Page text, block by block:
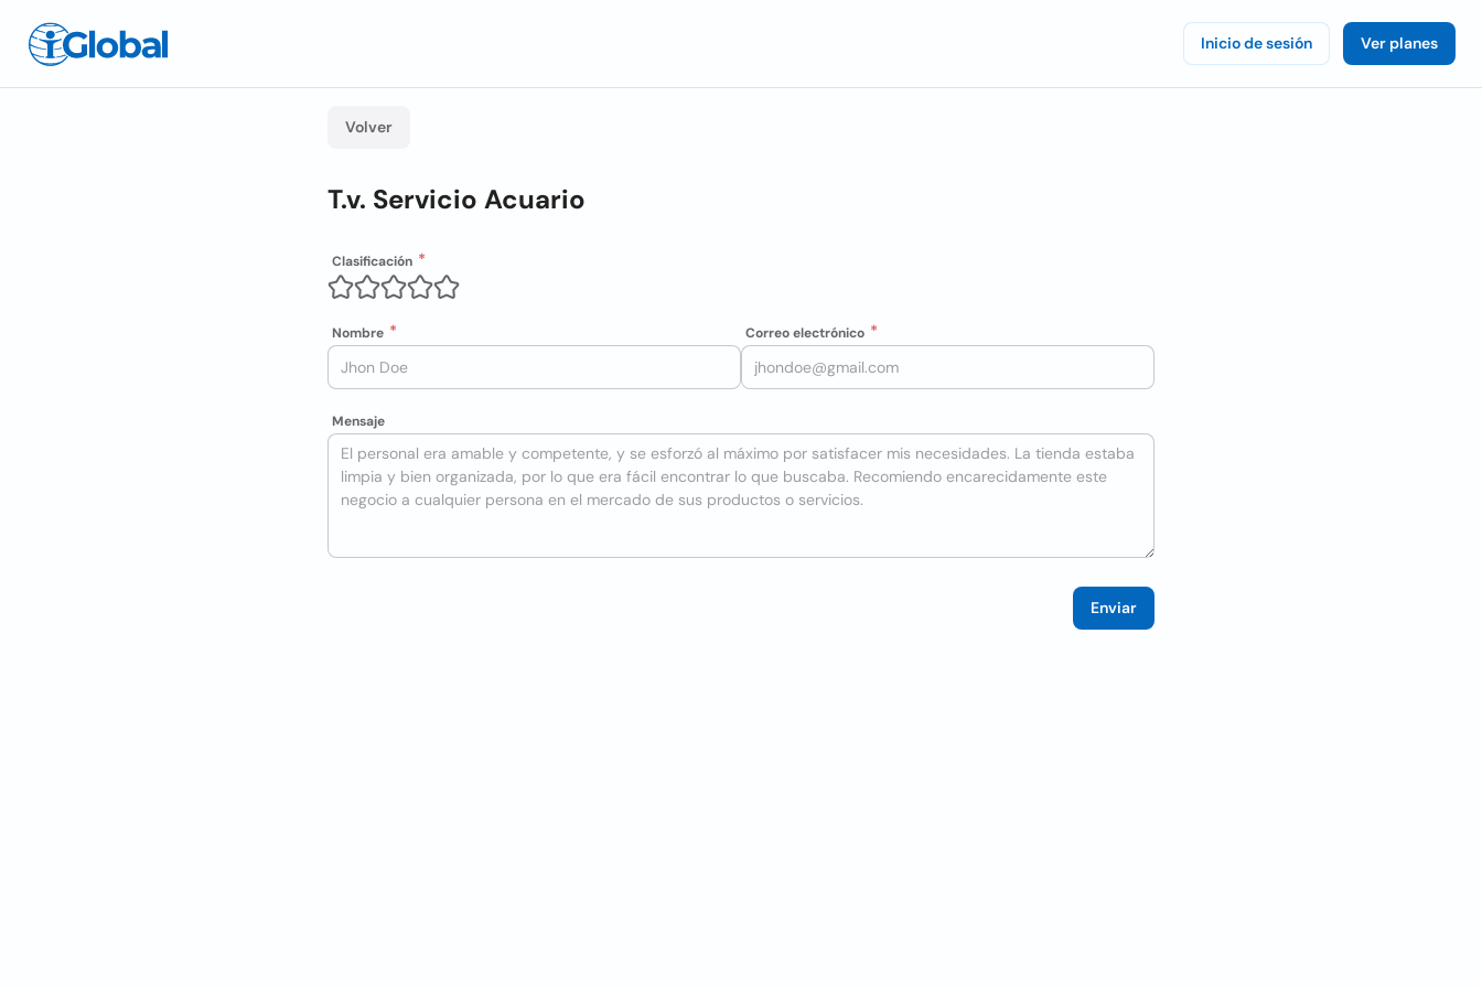
Inicio de sesión Ver planes
Volver
T.v. Servicio Acuario
Clasificación
Nombre Correo electrónico
Mensaje
Enviar